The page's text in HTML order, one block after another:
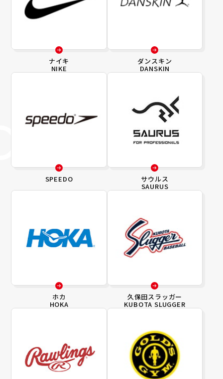
ナイキ
NIKE
ダンスキン
DANSKIN
SPEEDO サウルス
SAURUS
ホカ
HOKA
久保田スラッガー
KUBOTA SLUGGER